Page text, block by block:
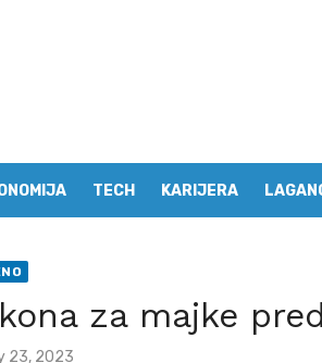
TECH KARIJERA
za majke
23, 2023